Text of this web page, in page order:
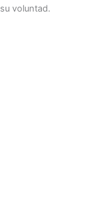
voluntad.